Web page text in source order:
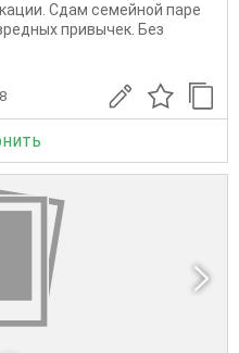
Сдам семейной паре
привычек. Без